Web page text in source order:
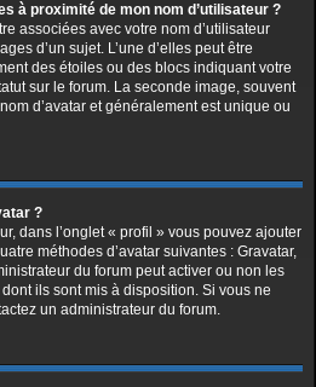
à proximité de mon nom d’utilisateur ?
associées avec votre nom d’utilisateur
d’un sujet. L’une d’elles peut être
des étoiles ou des blocs indiquant votre
sur le forum. La seconde image, souvent
d’avatar et généralement est unique ou
?
dans l’onglet « profil » vous pouvez ajouter
méthodes d’avatar suivantes : Gravatar,
du forum peut activer ou non les
ils sont mis à disposition. Si vous ne
un administrateur du forum.